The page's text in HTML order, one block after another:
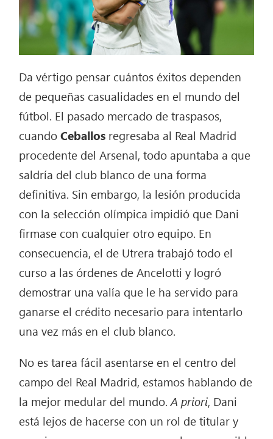
Da vértigo pensar cuántos éxitos dependen
de pequeñas casualidades en el mundo del
fútbol. El pasado mercado de traspasos,
cuandoCeballos regresaba al Real Madrid
procedente del Arsenal, todo apuntaba a que
saldría del club blanco de una forma
definitiva. Sin embargo, la lesión producida
con la selección olímpica impidió que Dani
firmase con cualquier otro equipo. En
consecuencia, el de Utrera trabajó todo el
curso a las órdenes de Ancelotti y logró
demostrar una valía que le ha servido para
ganarse el crédito necesario para intentarlo
una vez más en el club blanco.
No es tarea fácil asentarse en el centro del
campo del Real Madrid, estamos hablando de
la mejor medular del mundo.A priori, Dani
está lejos de hacerse con un rol de titular y